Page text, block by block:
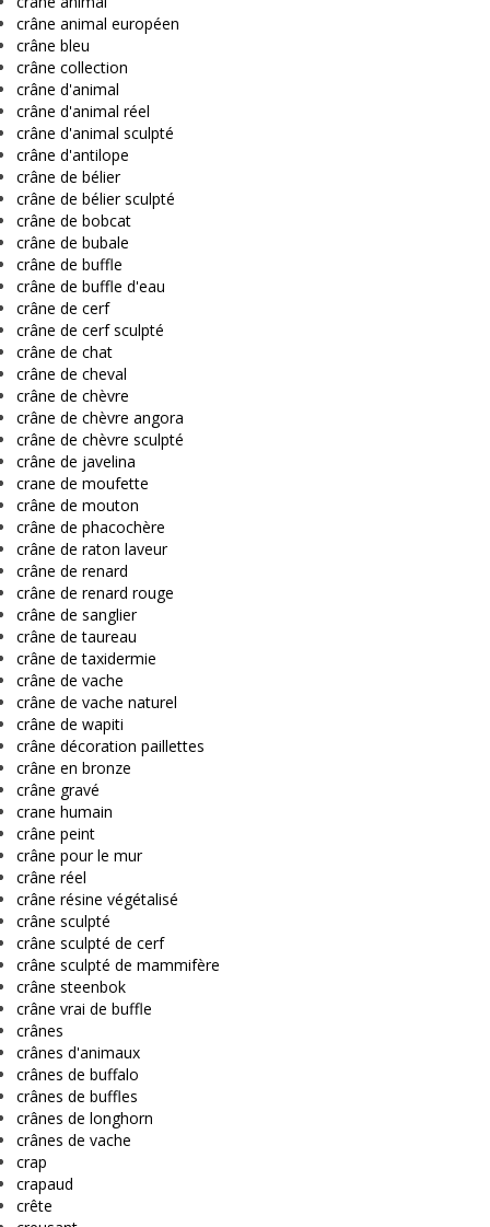
crâne animal européen
crâne bleu
crâne collection
crâne d'animal
crâne d'animal réel
crâne d'animal sculpté
crâne d'antilope
crâne de bélier
crâne de bélier sculpté
crâne de bobcat
crâne de bubale
crâne de buffle
crâne de buffle d'eau
crâne de cerf
crâne de cerf sculpté
crâne de chat
crâne de cheval
crâne de chèvre
crâne de chèvre angora
crâne de chèvre sculpté
crâne de javelina
crane de moufette
crâne de mouton
crâne de phacochère
crâne de raton laveur
crâne de renard
crâne de renard rouge
crâne de sanglier
crâne de taureau
crâne de taxidermie
crâne de vache
crâne de vache naturel
crâne de wapiti
crâne décoration paillettes
crâne en bronze
crâne gravé
crane humain
crâne peint
crâne pour le mur
crâne réel
crâne résine végétalisé
crâne sculpté
crâne sculpté de cerf
crâne sculpté de mammifère
crâne steenbok
crâne vrai de buffle
crânes
crânes d'animaux
crânes de buffalo
crânes de buffles
crânes de longhorn
crânes de vache
crap
crapaud
crête